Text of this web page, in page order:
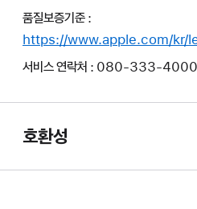
품질보증기준 :
https://www.apple.com/kr/
서비스 연락처 : 080-333-4000
호환성